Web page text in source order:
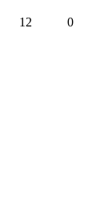
12 0